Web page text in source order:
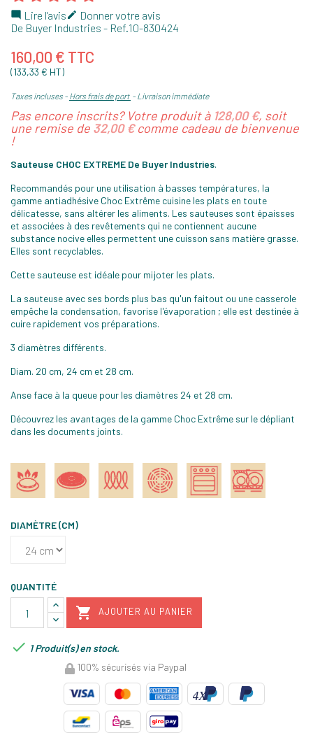
 Lire l'avis Donner votre avis
De Buyer Industries - Ref.10-830424
160,00 € TTC
(133,33 € HT)
Taxes incluses Hors frais de port Livraison immédiate
Pas encore inscrits? Votre produit à 128,00 €, soit
une remise de 32,00 €comme cadeau de bienvenue
!
Sauteuse CHOC EXTREME De Buyer Industries.
Recommandés pour une utilisation à basses températures, la
gamme antiadhésive Choc Extrême cuisine les plats en toute
délicatesse, sans altérer les aliments. Les sauteuses sont épaisses
et associées à des revêtements qui ne contiennent aucune
substance nocive elles permettent une cuisson sans matière grasse.
Elles sont recyclables.
Cette sauteuse est idéale pour mijoter les plats.
La sauteuse avec ses bords plus bas qu'un faitout ou une casserole
empêche la condensation, favorise l'évaporation ; elle est destinée à
cuire rapidement vos préparations.
3 diamètres différents.
Diam. 20 cm, 24 cm et 28 cm.
Anse face à la queue pour les diamètres 24 et 28 cm.
Découvrez les avantages de la gamme Choc Extrême sur le dépliant
dans les documents joints.
DIAMÈTRE (CM)
QUANTITÉ
 AJOUTER AU PANIER
 1 Produit(s) en stock.
100% sécurisés via Paypal